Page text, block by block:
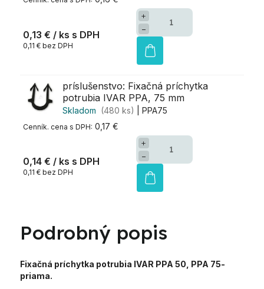
0,13 € / ks
0,11 € bez DPH
+
−
príslušenstvo: Fixačná príchytka
potrubia IVAR PPA, 75 mm
Skladom (480 ks)
| PPA75
0,17 €
0,14 € / ks
0,11 € bez DPH
+
−
Podrobný popis
Fixačná príchytka potrubia IVAR PPA 50, PPA 75-
priama.